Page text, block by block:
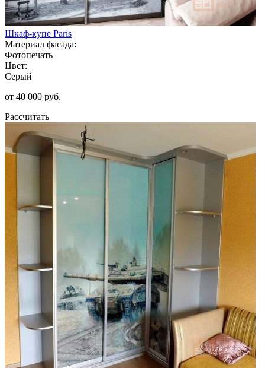
Шкаф-купе Paris
Материал фасада:
Фотопечать
Цвет:
Серый
от 40 000 руб.
Рассчитать